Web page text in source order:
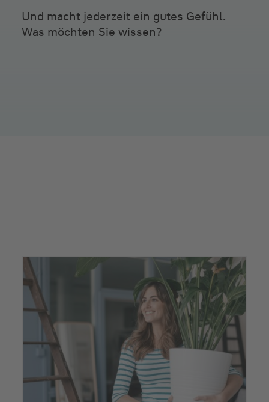
Und macht jederzeit ein gutes Gefühl.
Was möchten Sie wissen?